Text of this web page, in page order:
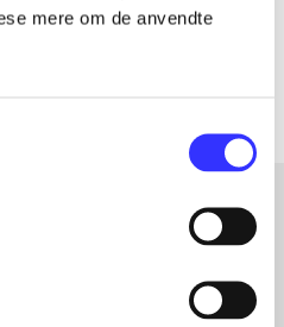
mere om de anvendte